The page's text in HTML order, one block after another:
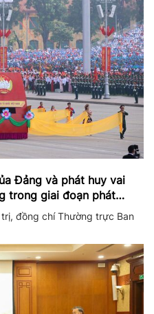
Đảng và phát huy vai
trong giai đoạn phát
đồng chí Thường trực Ban